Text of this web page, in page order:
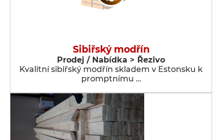
Sibiřský modřín
Prodej / Nabídka > Řezivo
Kvalitní sibiřský modřín skladem v Estonsku k
promptnímu …